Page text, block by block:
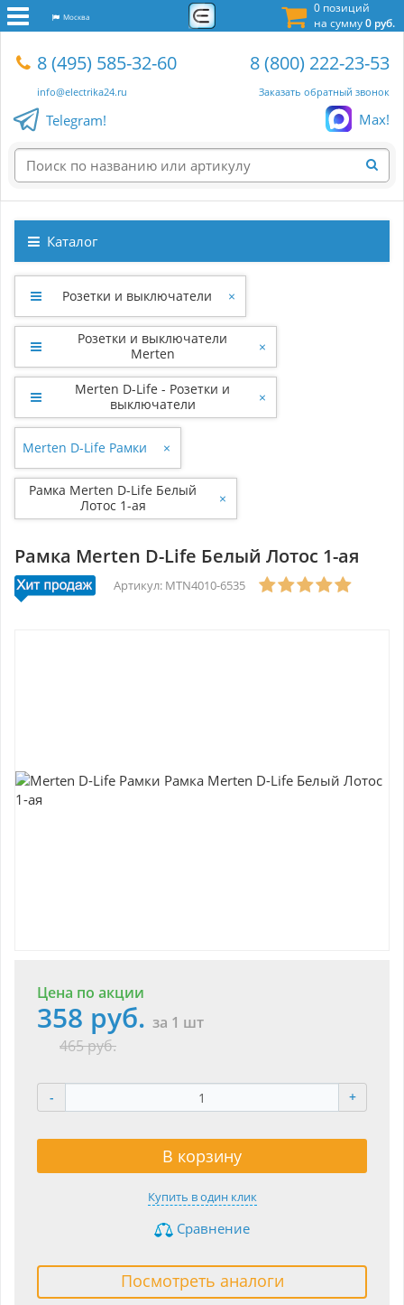
0 позиций
на сумму0 руб.
Москва
8 (495) 585-32-60
info@electrika24.ru
8 (800) 222-23-53
Заказать обратный звонок
Telegram! Max!
Каталог
Розетки и выключатели ×
Розетки и выключатели
Merten
×
Merten D-Life - Розетки и
выключатели
×
Merten D-Life Рамки ×
Рамка Merten D-Life Белый
Лотос 1-ая
×
Рамка Merten D-Life Белый Лотос 1-ая
Артикул: MTN4010-6535
Цена по акции
358 руб. за 1 шт
465 руб.
- +
В корзину
Купить в один клик
Сравнение
Посмотреть аналоги